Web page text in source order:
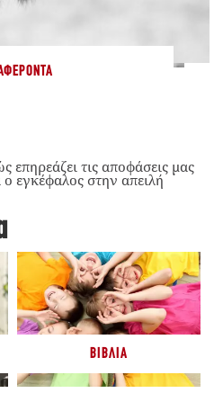
τις αποφάσεις μας
εγκέφαλος στην απειλή
ΒΙΒΛΊΑ